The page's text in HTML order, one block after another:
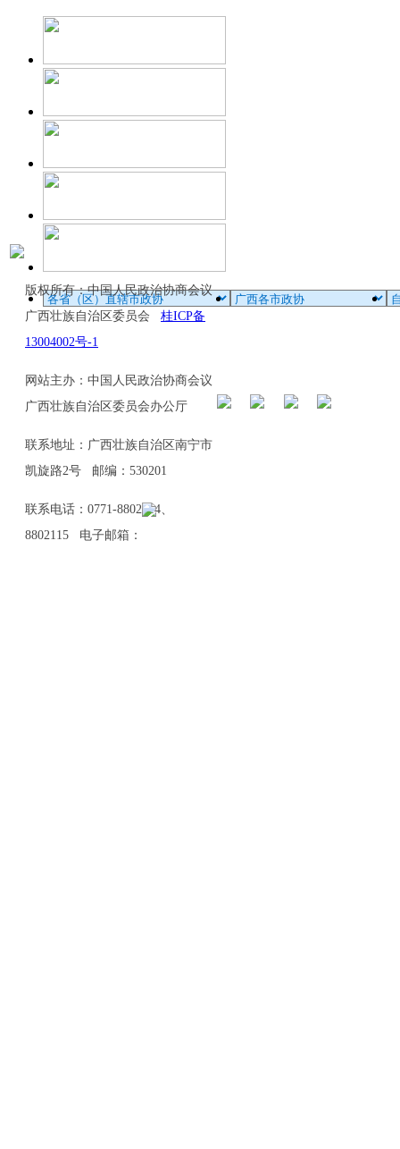
版权所有：中国人民政治协商会议
广西壮族自治区委员会 桂ICP备
13004002号-1
网站主办：中国人民政治协商会议
广西壮族自治区委员会办公厅
联系地址：广西壮族自治区南宁市
凯旋路2号 邮编：530201
联系电话：0771-8802114、
8802115 电子邮箱：